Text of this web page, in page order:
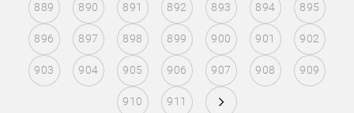
889 890 891 892 893 894 895
896 897 898 899 900 901 902
903 904 905 906 907 908 909
910 911